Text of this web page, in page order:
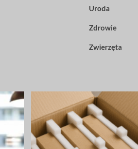
Uroda
Zdrowie
Zwierzęta